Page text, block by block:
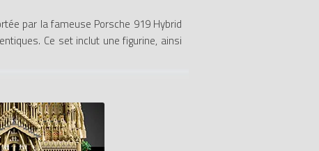
par la fameuse Porsche 919 Hybrid
Ce set inclut une figurine, ainsi